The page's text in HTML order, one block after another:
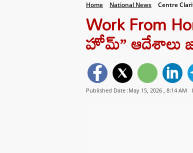
Home National News Centre
Work From
హోమ్” ఆదేశాలు
Published Date :May 15, 2026 , 8:14 AM